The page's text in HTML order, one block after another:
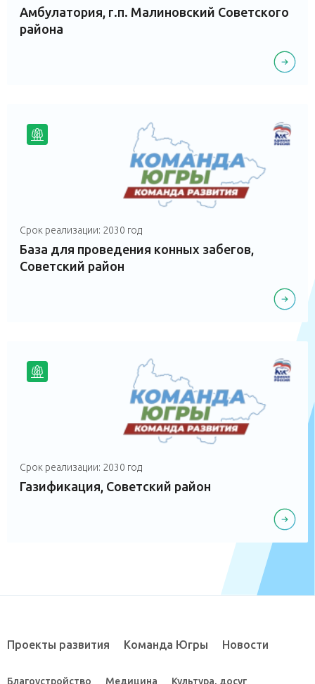
Амбулатория, г.п. Малиновский Советского
района
Срок реализации: 2030 год
База для проведения конных забегов,
Советский район
Срок реализации: 2030 год
Газификация, Советский район
Проекты развития Команда Югры Новости
Благоустройство Медицина Культура, досуг